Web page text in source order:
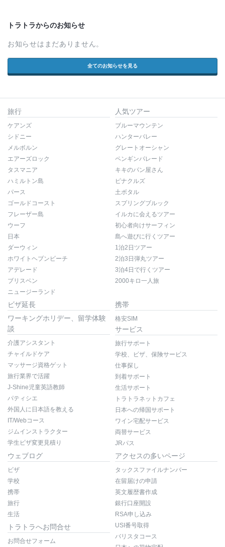
トラトラからのお知らせ
お知らせはまだありません。
全てのお知らせを見る
旅行
ケアンズ
シドニー
メルボルン
エアーズロック
タスマニア
ハミルトン島
パース
ゴールドコースト
フレーザー島
ウーフ
日本
ダーウィン
ホワイトヘブンビーチ
アデレード
ブリスベン
ニュージーランド
人気ツアー
ブルーマウンテン
ハンターバレー
グレートオーシャン
ペンギンパレード
キキのパン屋さん
ピナクルズ
土ボタル
スプリングブルック
イルカに会えるツアー
初心者向けサーフィン
島へ遊びに行くツアー
1泊2日ツアー
2泊3日弾丸ツアー
3泊4日で行くツアー
2000キロ一人旅
ビザ延長
ワーキングホリデー、留学体験
談
介護アシスタント
チャイルドケア
マッサージ資格ゲット
旅行業界で活躍
J-Shine児童英語教師
パティシエ
外国人に日本語を教える
IT/Webコース
ジムインストラクター
学生ビザ変更見積り
携帯
格安SIM
サービス
旅行サポート
学校、ビザ、保険サービス
仕事探し
到着サポート
生活サポート
トラトラネットカフェ
日本への帰国サポート
ワイン宅配サービス
両替サービス
JRパス
ウェブログ
ビザ
学校
携帯
旅行
生活
トラトラへお問合せ
お問合せフォーム
アクセスの多いページ
タックスファイルナンバー
在留届けの申請
英文履歴書作成
銀行口座開設
RSA申し込み
USI番号取得
バリスタコース